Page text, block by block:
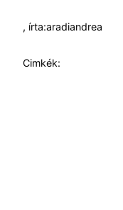
, írta:aradiandrea
Cimkék: